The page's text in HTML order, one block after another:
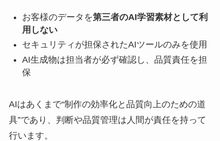
お客様のデータを第三者のAI学習素材として利
用しない
セキュリティが担保されたAIツールのみを使用
AI生成物は担当者が必ず確認し、品質責任を担
保
AIはあくまで“制作の効率化と品質向上のための道
具”であり、判断や品質管理は人間が責任を持って
行います。